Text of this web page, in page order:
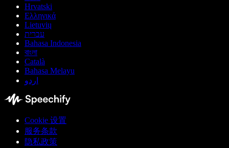
Hrvatski
Ελληνικά
Lietuvių
עברית
Bahasa Indonesia
বাংলা
Català
Bahasa Melayu
اردو
Cookie 设置
服务条款
隐私政策